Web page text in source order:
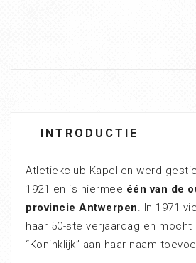
INTRODUCTIE
Atletiekclub Kapellen werd
1921 en is hiermee één van de
provincie Antwerpen. In 1971
haar 50-ste verjaardag en
“Koninklijk” aan haar naam